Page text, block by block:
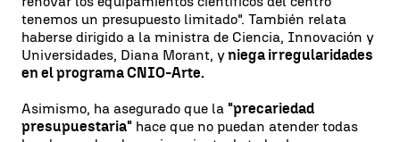
tenemos un presupuesto limitado". También relata
haberse dirigido a la ministra de Ciencia, Innovación y
Universidades, Diana Morant, yniega irregularidades
en el programa CNIO-Arte.
Asimismo, ha asegurado que la "precariedad
presupuestaria" hace que no puedan atender todas